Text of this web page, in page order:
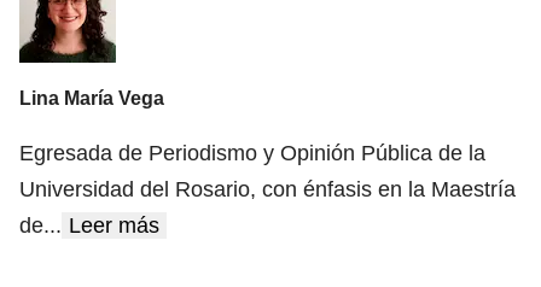
Lina María Vega
Egresada de Periodismo y Opinión Pública de la
Universidad del Rosario, con énfasis en la Maestría
de... Leer más